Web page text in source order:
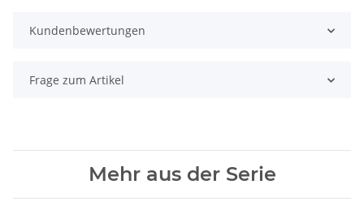
Kundenbewertungen
Frage zum Artikel
Mehr aus der Serie